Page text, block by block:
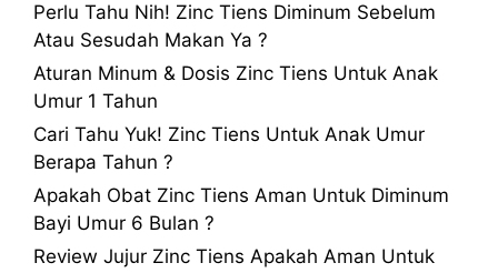
Perlu Tahu Nih! Zinc Tiens Diminum Sebelum
Atau Sesudah Makan Ya ?
Aturan Minum & Dosis Zinc Tiens Untuk Anak
Umur 1 Tahun
Cari Tahu Yuk! Zinc Tiens Untuk Anak Umur
Berapa Tahun ?
Apakah Obat Zinc Tiens Aman Untuk Diminum
Bayi Umur 6 Bulan ?
Review Jujur Zinc Tiens Apakah Aman Untuk